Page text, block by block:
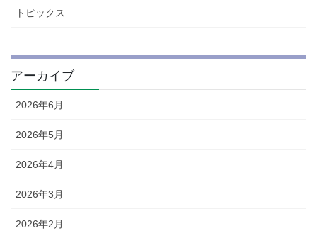
トピックス
アーカイブ
2026年6月
2026年5月
2026年4月
2026年3月
2026年2月